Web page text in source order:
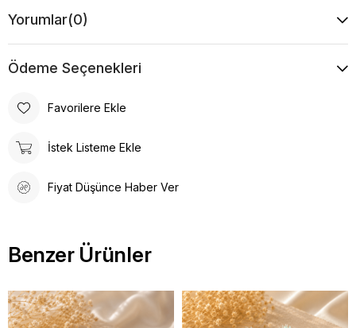
Yorumlar(0)
Ödeme Seçenekleri
Favorilere Ekle
İstek Listeme Ekle
Fiyat Düşünce Haber Ver
Benzer Ürünler